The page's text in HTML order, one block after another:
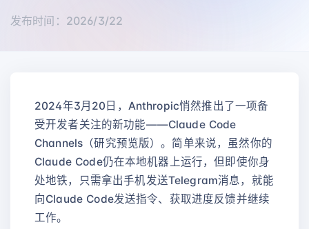
发布时间：2026/3/22
2024年3月20日，Anthropic悄然推出了一项备
受开发者关注的新功能——Claude Code
Channels（研究预览版）。简单来说，虽然你的
Claude Code仍在本地机器上运行，但即使你身
处地铁，只需拿出手机发送Telegram消息，就能
向Claude Code发送指令、获取进度反馈并继续
工作。